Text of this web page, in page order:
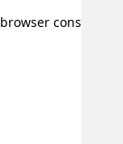
browser console for